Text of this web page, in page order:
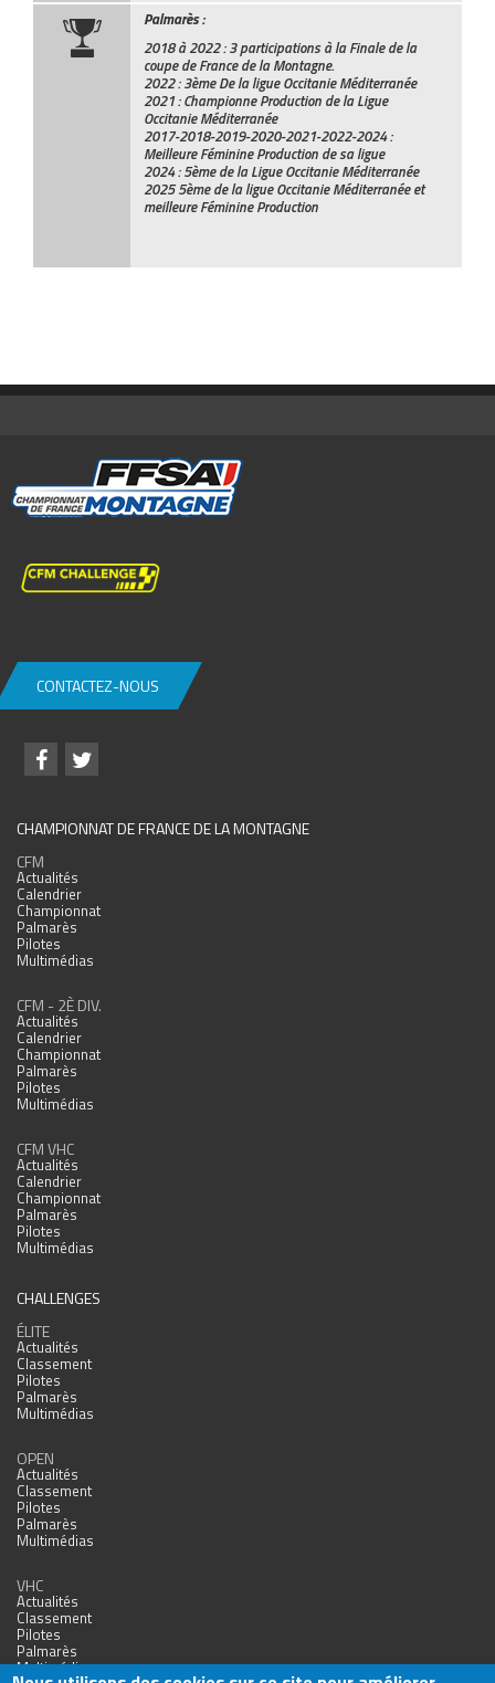
Palmarès :
2018 à 2022 : 3 participations à la Finale de la
coupe de France de la Montagne.
2022 : 3ème De la ligue Occitanie Méditerranée
2021 : Championne Production de la Ligue
Occitanie Méditerranée
2017-2018-2019-2020-2021-2022-2024 :
Meilleure Féminine Production de sa ligue
2024 : 5ème de la Ligue Occitanie Méditerranée
2025 5ème de la ligue Occitanie Méditerranée et
meilleure Féminine Production
CONTACTEZ-NOUS
CHAMPIONNAT DE FRANCE DE LA MONTAGNE
CFM
Actualités
Calendrier
Championnat
Palmarès
Pilotes
Multimédias
CFM - 2È DIV.
Actualités
Calendrier
Championnat
Palmarès
Pilotes
Multimédias
CFM VHC
Actualités
Calendrier
Championnat
Palmarès
Pilotes
Multimédias
CHALLENGES
ÉLITE
Actualités
Classement
Pilotes
Palmarès
Multimédias
OPEN
Actualités
Classement
Pilotes
Palmarès
Multimédias
VHC
Actualités
Classement
Pilotes
Palmarès
Multimédias